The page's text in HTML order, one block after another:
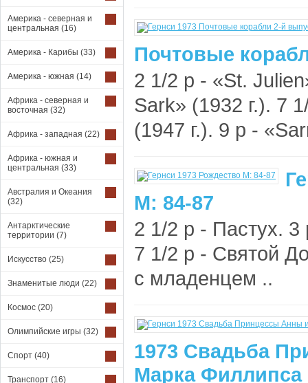
Америка - северная и
центральная (16)
Америка - Карибы (33)
Америка - южная (14)
Африка - северная и
восточная (32)
Африка - западная (22)
Африка - южная и
центральная (33)
Австралия и Океания
(32)
Антарктические
территории (7)
Искусство (25)
Знаменитые люди (22)
Космос (20)
Олимпийские игры (32)
Спорт (40)
Транспорт (16)
Почтовые
2 1/2 p - «St.
Sark» (1932 г.). 7
(1947 г.). 9 p -
M: 84-87
2 1/2 p - Пастух.
7 1/2 p - Святой
с младенцем ..
1973 Свадьба
Марка Филлипса